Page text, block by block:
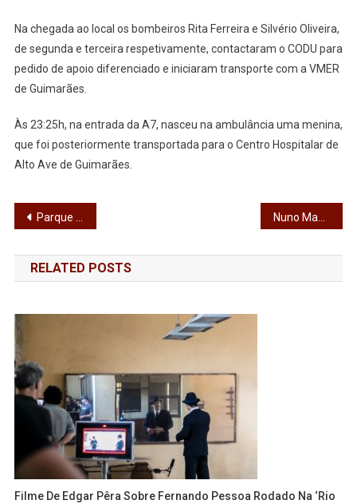
Na
Ambulância
Na chegada ao local os bombeiros Rita Ferreira e Silvério Oliveira,
de segunda e terceira respetivamente, contactaram o CODU para
pedido de apoio diferenciado e iniciaram transporte com a VMER
de Guimarães.
Às 23:25h, na entrada da A7, nasceu na ambulância uma menina,
que foi posteriormente transportada para o Centro Hospitalar de
Alto Ave de Guimarães.
Navegação
de
artigos
Parque do Verdeal avança em 2020 Nuno Manta Santo oficializado no comando do Desportivo das Aves
RELATED POSTS
Filme De Edgar Pêra Sobre Fernando Pessoa Rodado Na ‘Rio